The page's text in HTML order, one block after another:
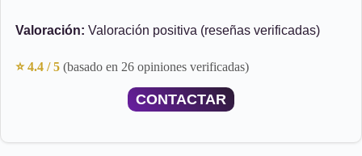
Valoración: Valoración positiva (reseñas verificadas)
⭐ 4.4 / 5 (basado en 26 opiniones verificadas)
CONTACTAR